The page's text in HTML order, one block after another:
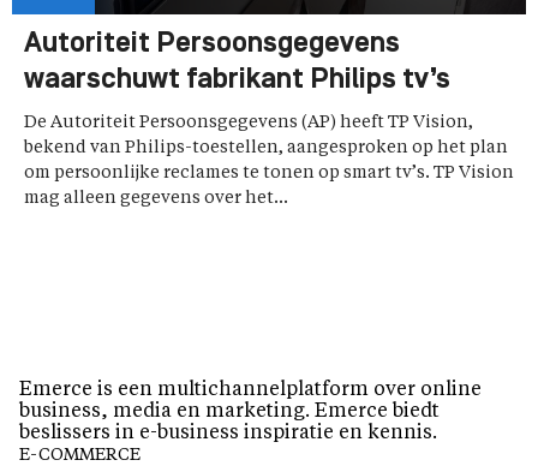
Autoriteit Persoonsgegevens
waarschuwt fabrikant Philips tv’s
De Autoriteit Persoonsgegevens (AP) heeft TP Vision,
bekend van Philips-toestellen, aangesproken op het plan
om persoonlijke reclames te tonen op smart tv’s. TP Vision
mag alleen gegevens over het...
Emerce is een multichannelplatform over online
business, media en marketing. Emerce biedt
beslissers in e-business inspiratie en kennis.
E-COMMERCE